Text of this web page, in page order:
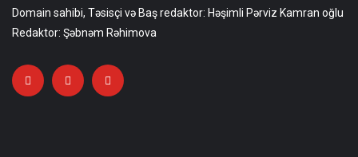
Domain sahibi, Təsisçi və Baş redaktor: Həşimli Pərviz Kamran oğlu
Redaktor: Şəbnəm Rəhimova